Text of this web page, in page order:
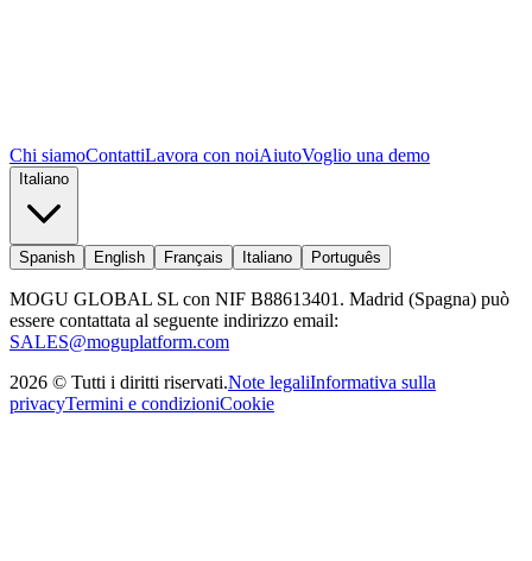
Chi siamoContattiLavora con noiAiutoVoglio una demo
Italiano
Spanish English Français Italiano Português
MOGU GLOBAL SL con NIF B88613401. Madrid (Spagna) può
essere contattata al seguente indirizzo email:
SALES@moguplatform.com
2026 © Tutti i diritti riservati.Note legaliInformativa sulla
privacyTermini e condizioniCookie